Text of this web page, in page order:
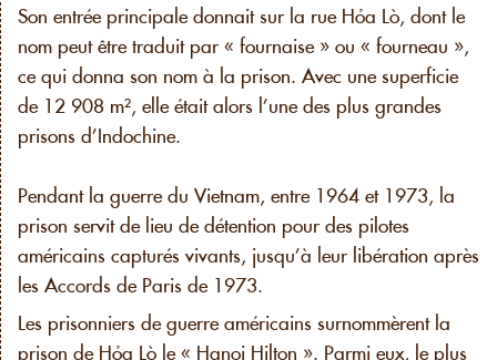
Son entrée principale donnait sur la rue Hỏa Lò, dont le
nom peut être traduit par « fournaise » ou « fourneau »,
ce qui donna son nom à la prison. Avec une superficie
de 12 908 m², elle était alors l’une des plus grandes
prisons d’Indochine.
Pendant la guerre du Vietnam, entre 1964 et 1973, la
prison servit de lieu de détention pour des pilotes
américains capturés vivants, jusqu’à leur libération après
les Accords de Paris de 1973.
Les prisonniers de guerre américains surnommèrent la
prison de Hỏa Lò le « Hanoi Hilton ». Parmi eux, le plus